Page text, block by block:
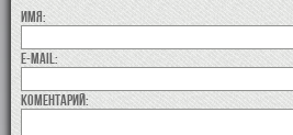
Имя:
E-MAIL:
коментарий: